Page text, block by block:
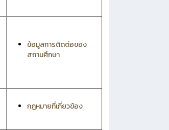
ข้อมูลการติดต่อของ
สถานศึกษา
กฎหมายที่เกี่ยวข้อง